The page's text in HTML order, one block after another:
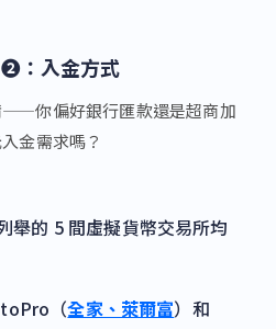
❷：入金方式
——你偏好銀行匯款還是超商加
金需求嗎？
舉的 5 間虛擬貨幣交易所均
（全家、萊爾富）和